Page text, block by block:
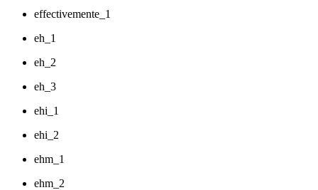
effectivemente_1
eh_1
eh_2
eh_3
ehi_1
ehi_2
ehm_1
ehm_2